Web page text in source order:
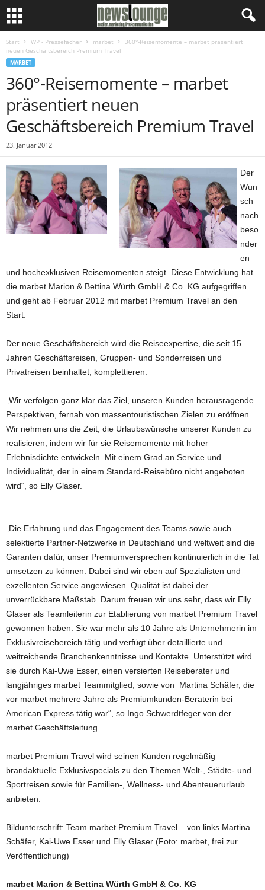
Start WP - Pressefächer marbet
360°-Reisemomente – marbet präsentiert
neuen Geschäftsbereich Premium Travel
MARBET
360°-Reisemomente – marbet
präsentiert neuen
Geschäftsbereich Premium Travel
23. Januar 2012
Der
Wun
sch
nach
beso
nder
en
und hochexklusiven Reisemomenten steigt. Diese Entwicklung hat
die marbet Marion & Bettina Würth GmbH & Co. KG aufgegriffen
und geht ab Februar 2012 mit marbet Premium Travel an den
Start.
Der neue Geschäftsbereich wird die Reiseexpertise, die seit 15
Jahren Geschäftsreisen, Gruppen- und Sonderreisen und
Privatreisen beinhaltet, komplettieren.
„Wir verfolgen ganz klar das Ziel, unseren Kunden herausragende
Perspektiven, fernab von massentouristischen Zielen zu eröffnen.
Wir nehmen uns die Zeit, die Urlaubswünsche unserer Kunden zu
realisieren, indem wir für sie Reisemomente mit hoher
Erlebnisdichte entwickeln. Mit einem Grad an Service und
Individualität, der in einem Standard-Reisebüro nicht angeboten
wird“, so Elly Glaser.
„Die Erfahrung und das Engagement des Teams sowie auch
selektierte Partner-Netzwerke in Deutschland und weltweit sind die
Garanten dafür, unser Premiumversprechen kontinuierlich in die Tat
umsetzen zu können. Dabei sind wir eben auf Spezialisten und
exzellenten Service angewiesen. Qualität ist dabei der
unverrückbare Maßstab. Darum freuen wir uns sehr, dass wir Elly
Glaser als Teamleiterin zur Etablierung von marbet Premium Travel
gewonnen haben. Sie war mehr als 10 Jahre als Unternehmerin im
Exklusivreisebereich tätig und verfügt über detaillierte und
weitreichende Branchenkenntnisse und Kontakte. Unterstützt wird
sie durch Kai-Uwe Esser, einen versierten Reiseberater und
langjähriges marbet Teammitglied, sowie von Martina Schäfer, die
vor marbet mehrere Jahre als Premiumkunden-Beraterin bei
American Express tätig war“, so Ingo Schwerdtfeger von der
marbet Geschäftsleitung.
marbet Premium Travel wird seinen Kunden regelmäßig
brandaktuelle Exklusivspecials zu den Themen Welt-, Städte- und
Sportreisen sowie für Familien-, Wellness- und Abenteuerurlaub
anbieten.
Bildunterschrift: Team marbet Premium Travel – von links Martina
Schäfer, Kai-Uwe Esser und Elly Glaser (Foto: marbet, frei zur
Veröffentlichung)
marbet Marion & Bettina Würth GmbH & Co. KG